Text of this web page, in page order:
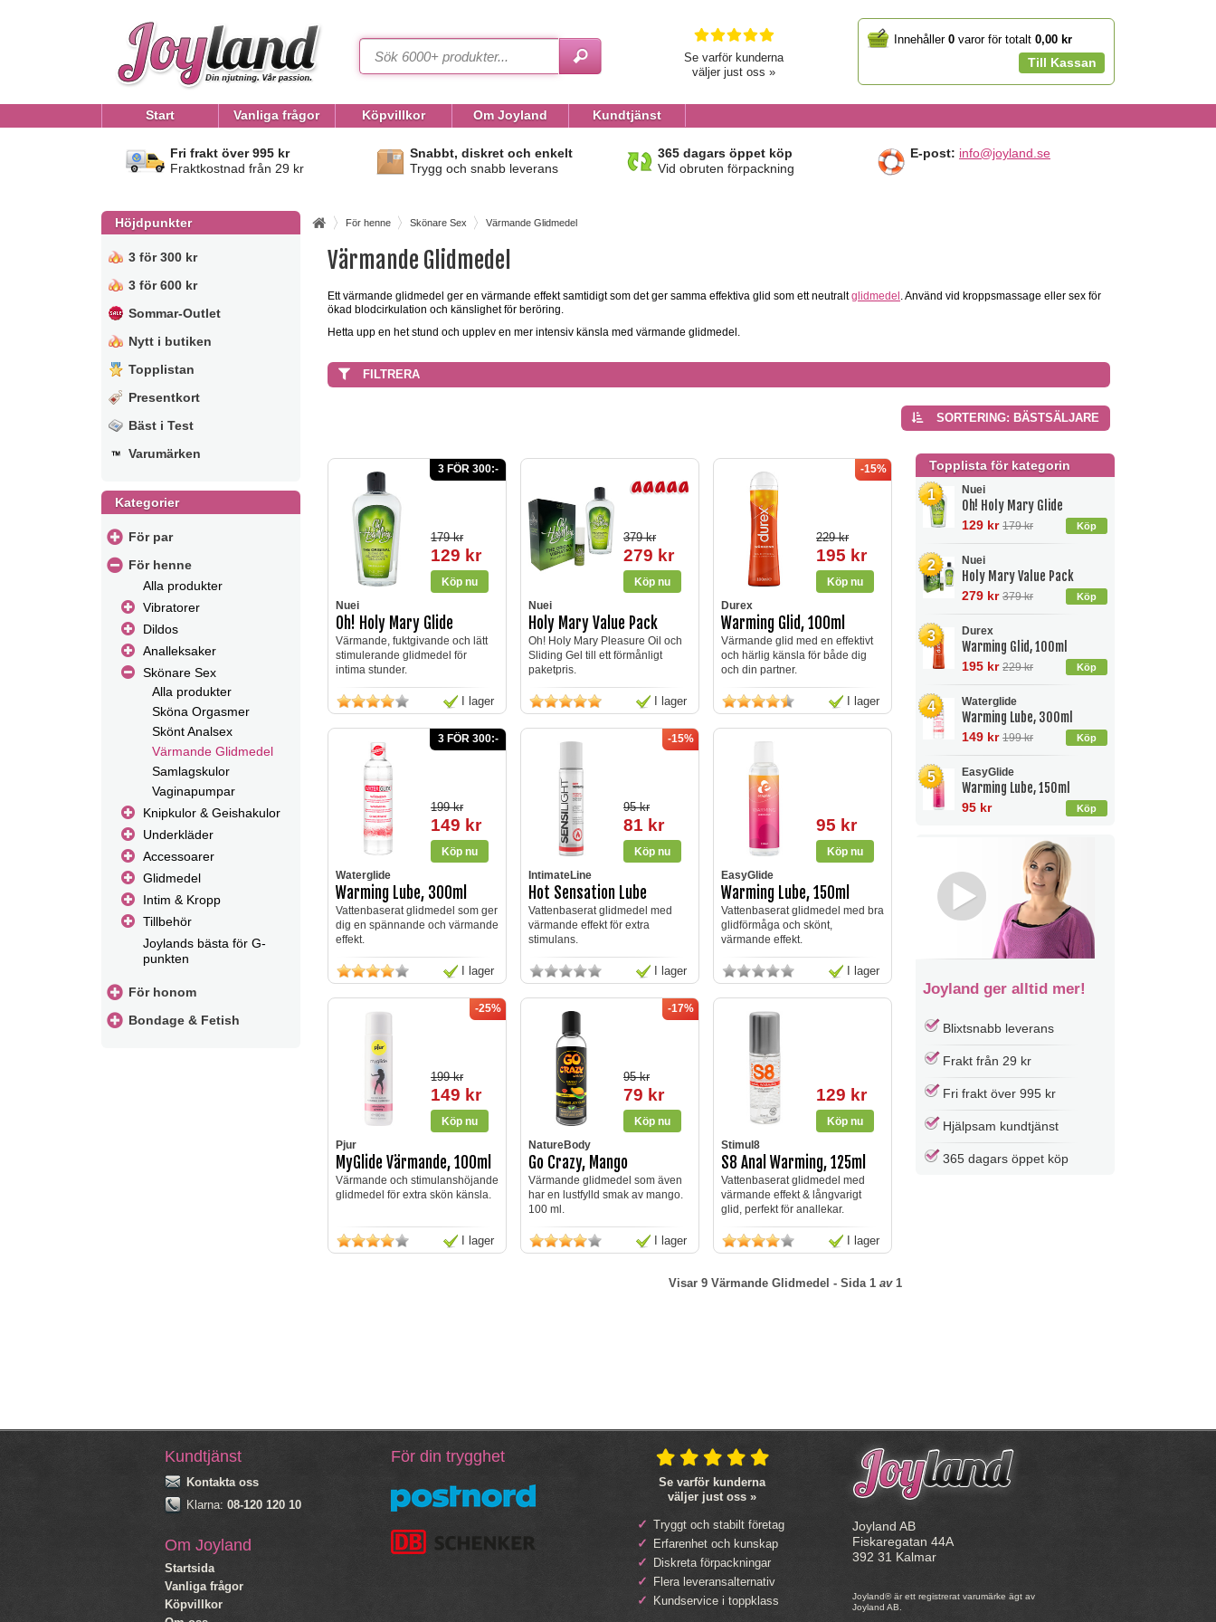
Se varför kunderna
väljer just oss »
YourInnehåller 0 varor för totalt 0,00 kr
Till Kassan
Start Vanliga frågor Köpvillkor Om Joyland Kundtjänst
Fri frakt över 995 kr
Fraktkostnad från 29 kr
Snabbt, diskret och enkelt
Trygg och snabb leverans
365 dagars öppet köp
Vid obruten förpackning
E-post: info@joyland.se
Höjdpunkter
3 för 300 kr
3 för 600 kr
Sommar-Outlet
Nytt i butiken
Topplistan
Presentkort
Bäst i Test
Varumärken
Kategorier
För par
För henne
Alla produkter
Vibratorer
Dildos
Analleksaker
Skönare Sex
Alla produkter
Sköna Orgasmer
Skönt Analsex
Värmande Glidmedel
Samlagskulor
Vaginapumpar
Knipkulor & Geishakulor
Underkläder
Accessoarer
Glidmedel
Intim & Kropp
Tillbehör
Joylands bästa för G-
punkten
För honom
Bondage & Fetish
För henne Skönare Sex Värmande Glidmedel
Värmande Glidmedel
Ett värmande glidmedel ger en värmande effekt samtidigt som det ger samma effektiva glid som ett neutraltglidmedel . Använd vid kroppsmassage eller sex för
ökad blodcirkulation och känslighet för beröring.
Hetta upp en het stund och upplev en mer intensiv känsla med värmande glidmedel.
FILTRERA
SORTERING: BÄSTSÄLJARE
Topplista för kategorin
1 Nuei
Oh! Holy Mary Glide
129 kr 179 kr Köp
2 Nuei
Holy Mary Value Pack
279 kr 379 kr Köp
3 Durex
Warming Glid, 100ml
195 kr 229 kr Köp
4 Waterglide
Warming Lube, 300ml
149 kr 199 kr Köp
5 EasyGlide
Warming Lube, 150ml
95 kr Köp
Joyland ger alltid mer!
Blixtsnabb leverans
Frakt från 29 kr
Fri frakt över 995 kr
Hjälpsam kundtjänst
365 dagars öppet köp
3 FÖR 300:-
179 kr
129 kr
Nuei
Oh! Holy Mary Glide
Värmande, fuktgivande och lätt
stimulerande glidmedel för
intima stunder.
I lager
379 kr
279 kr
Nuei
Holy Mary Value Pack
Oh! Holy Mary Pleasure Oil och
Sliding Gel till ett förmånligt
paketpris.
I lager
-15%
229 kr
195 kr
Durex
Warming Glid, 100ml
Värmande glid med en effektivt
och härlig känsla för både dig
och din partner.
I lager
3 FÖR 300:-
199 kr
149 kr
Waterglide
Warming Lube, 300ml
Vattenbaserat glidmedel som ger
dig en spännande och värmande
effekt.
I lager
-15%
95 kr
81 kr
IntimateLine
Hot Sensation Lube
Vattenbaserat glidmedel med
värmande effekt för extra
stimulans.
I lager
95 kr
EasyGlide
Warming Lube, 150ml
Vattenbaserat glidmedel med bra
glidförmåga och skönt,
värmande effekt.
I lager
-25%
199 kr
149 kr
Pjur
MyGlide Värmande, 100ml
Värmande och stimulanshöjande
glidmedel för extra skön känsla.
I lager
-17%
95 kr
79 kr
NatureBody
Go Crazy, Mango
Värmande glidmedel som även
har en lustfylld smak av mango.
100 ml.
I lager
129 kr
Stimul8
S8 Anal Warming, 125ml
Vattenbaserat glidmedel med
värmande effekt & långvarigt
glid, perfekt för anallekar.
I lager
Visar 9 Värmande Glidmedel - Sida 1 av 1
Kundtjänst
Kontakta oss
Klarna: 08-120 120 10
Om Joyland
Startsida
Vanliga frågor
Köpvillkor
För din trygghet
Se varför kunderna
väljer just oss »
Tryggt och stabilt företag
Erfarenhet och kunskap
Diskreta förpackningar
Flera leveransalternativ
Kundservice i toppklass
Joyland AB
Fiskaregatan 44A
392 31 Kalmar
Joyland® är ett registrerat varumärke ägt av
Joyland AB.